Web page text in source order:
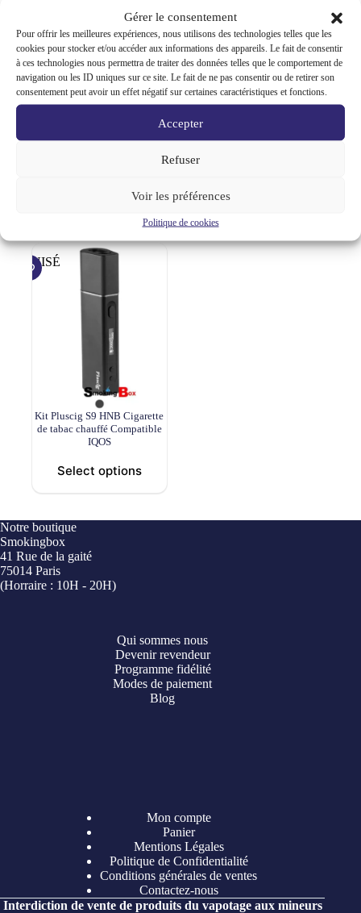
Gérer le consentement
Pour offrir les meilleures expériences, nous utilisons des technologies telles que les
cookies pour stocker et/ou accéder aux informations des appareils. Le fait de consentir
à ces technologies nous permettra de traiter des données telles que le comportement de
navigation ou les ID uniques sur ce site. Le fait de ne pas consentir ou de retirer son
consentement peut avoir un effet négatif sur certaines caractéristiques et fonctions.
Accepter
Refuser
Voir les préférences
Politique de cookies
HiTaste HNB compatible
Alternative IQOS ILUMA ONE
– Le chauffe-tabac par
Ajouter au
panier
Kit Sixhill Yan2 900mAh
39,90
Le
initial
était :
29,90€Le
actuel
est :
ÉPUISÉ
Kit Pluscig S9 HNB Cigarette
de tabac chauffé Compatible
IQOS
Select options
Notre boutique
Smokingbox
41 Rue de la gaité
75014 Paris
(Horraire : 10H - 20H)
Qui sommes nous
Devenir revendeur
Programme fidélité
Modes de paiement
Blog
Mon compte
Panier
Mentions Légales
Politique de Confidentialité
Conditions générales de ventes
Contactez-nous
Interdiction de vente de produits du vapotage aux mineurs